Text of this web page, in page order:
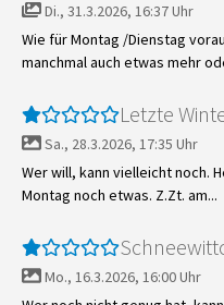
Di., 31.3.2026, 16:37 Uhr
Wie für Montag /Dienstag
manchmal auch etwas mehr
Letzte
Sa., 28.3.2026, 17:35 Uhr
Wer will, kann vielleicht noch.
Montag noch etwas. Z.Zt. am...
Mo., 16.3.2026, 16:00 Uhr